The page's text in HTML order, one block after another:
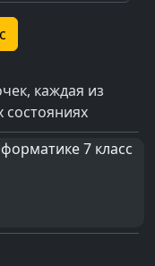
каждая из
состояниях
7 класс